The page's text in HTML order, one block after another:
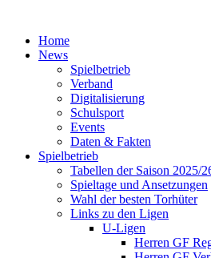
Home
News
Spielbetrieb
Verband
Digitalisierung
Schulsport
Events
Daten & Fakten
Spielbetrieb
Tabellen der Saison 2025/
Spieltage und Ansetzungen
Wahl der besten Torhüter
Links zu den Ligen
U-Ligen
Herren GF